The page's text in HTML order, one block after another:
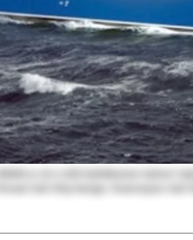
NB808 er ein 4.000 kubikkmeter batteri-